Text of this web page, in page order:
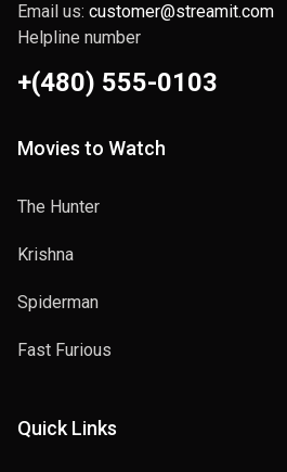
Email us: customer@streamit.com
Helpline number
+(480) 555-0103
Movies to Watch
The Hunter
Krishna
Spiderman
Fast Furious
Quick Links